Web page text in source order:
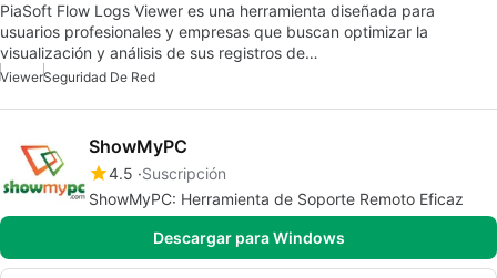
PiaSoft Flow Logs Viewer es una herramienta diseñada para
usuarios profesionales y empresas que buscan optimizar la
visualización y análisis de sus registros de…
ViewerSeguridad De Red
ShowMyPC
4.5 Suscripción
ShowMyPC: Herramienta de Soporte Remoto Eficaz
Descargar para Windows